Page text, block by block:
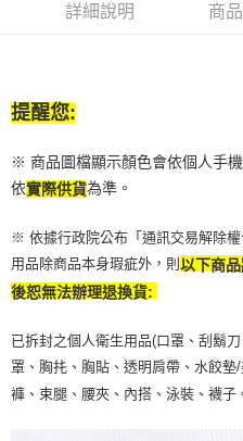
恩沛科技股份有限公司將有權停止該
每筆NT$100，滿NT$790(含以上)
詳細說明 商
提醒您:
※ 商品圖檔顯示顏色會依個人手
依實際供貨為準。
※ 依據行政院公布「通訊交易解除
用品除商品本身瑕疵外，則 以下商
後恕無法辦理退換貨:
已拆封之個人衛生用品(口罩、刮鬍
罩、胸扥、胸貼、透明肩帶、水餃
褲、束腿、腰夾、內搭、泳裝、襪子